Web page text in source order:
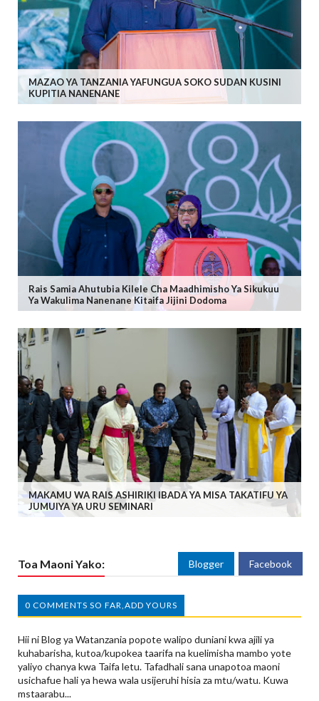
MAZAO YA TANZANIA YAFUNGUA SOKO SUDAN KUSINI
KUPITIA NANENANE
Rais Samia Ahutubia Kilele Cha Maadhimisho Ya Sikukuu
Ya Wakulima Nanenane Kitaifa Jijini Dodoma
MAKAMU WA RAIS ASHIRIKI IBADA YA MISA TAKATIFU YA
JUMUIYA YA URU SEMINARI
Toa Maoni Yako: Blogger Facebook
0 COMMENTS SO FAR,ADD YOURS
Hii ni Blog ya Watanzania popote walipo duniani kwa ajili ya
kuhabarisha, kutoa/kupokea taarifa na kuelimisha mambo yote
yaliyo chanya kwa Taifa letu. Tafadhali sana unapotoa maoni
usichafue hali ya hewa wala usijeruhi hisia za mtu/watu. Kuwa
mstaarabu...